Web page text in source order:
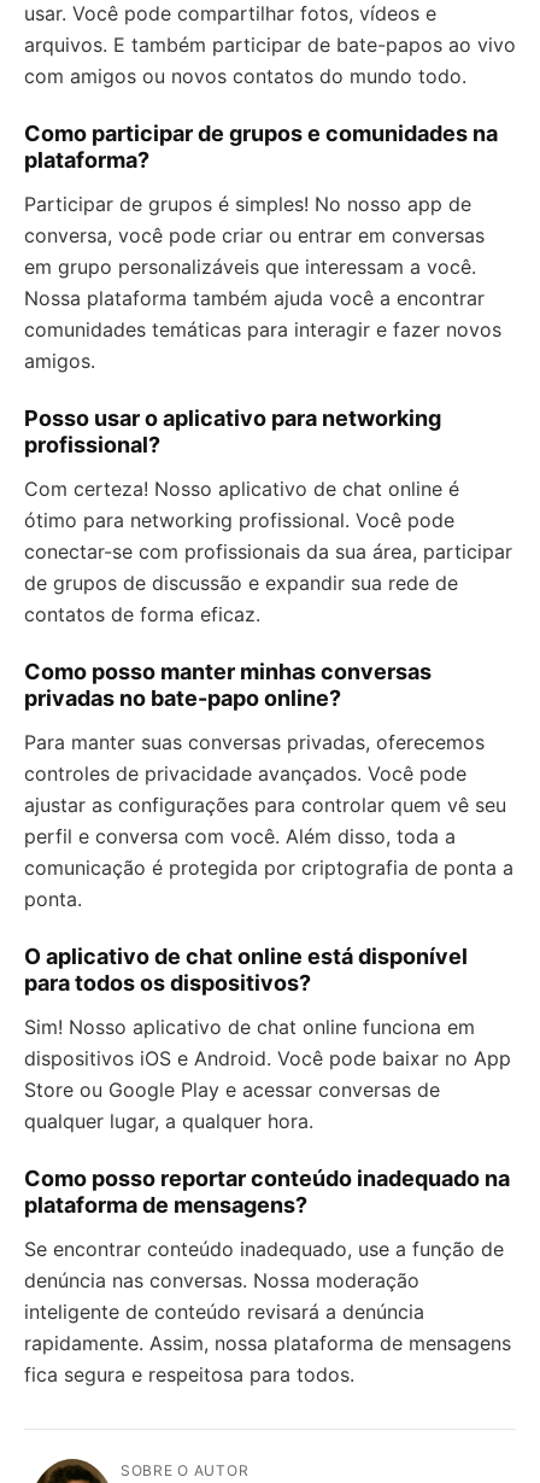
usar. Você pode compartilhar fotos, vídeos e
arquivos. E também participar de bate-papos ao vivo
com amigos ou novos contatos do mundo todo.
Como participar de grupos e comunidades na
plataforma?
Participar de grupos é simples! No nosso app de
conversa, você pode criar ou entrar em conversas
em grupo personalizáveis que interessam a você.
Nossa plataforma também ajuda você a encontrar
comunidades temáticas para interagir e fazer novos
amigos.
Posso usar o aplicativo para networking
profissional?
Com certeza! Nosso aplicativo de chat online é
ótimo para networking profissional. Você pode
conectar-se com profissionais da sua área, participar
de grupos de discussão e expandir sua rede de
contatos de forma eficaz.
Como posso manter minhas conversas
privadas no bate-papo online?
Para manter suas conversas privadas, oferecemos
controles de privacidade avançados. Você pode
ajustar as configurações para controlar quem vê seu
perfil e conversa com você. Além disso, toda a
comunicação é protegida por criptografia de ponta a
ponta.
O aplicativo de chat online está disponível
para todos os dispositivos?
Sim! Nosso aplicativo de chat online funciona em
dispositivos iOS e Android. Você pode baixar no App
Store ou Google Play e acessar conversas de
qualquer lugar, a qualquer hora.
Como posso reportar conteúdo inadequado na
plataforma de mensagens?
Se encontrar conteúdo inadequado, use a função de
denúncia nas conversas. Nossa moderação
inteligente de conteúdo revisará a denúncia
rapidamente. Assim, nossa plataforma de mensagens
fica segura e respeitosa para todos.
SOBRE O AUTOR